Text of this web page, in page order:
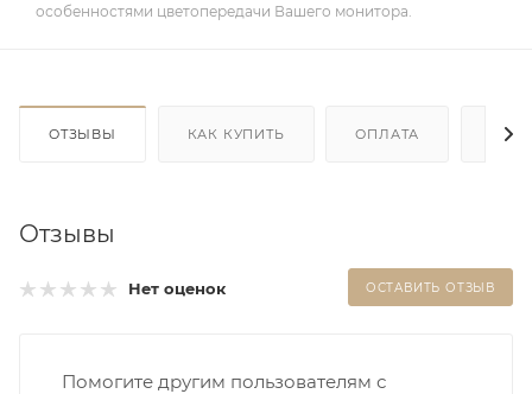
особенностями цветопередачи Вашего монитора.
ОТЗЫВЫ КАК КУПИТЬ ОПЛАТА
Отзывы
Нет оценок ОСТАВИТЬ ОТЗЫВ
Помогите другим пользователям с